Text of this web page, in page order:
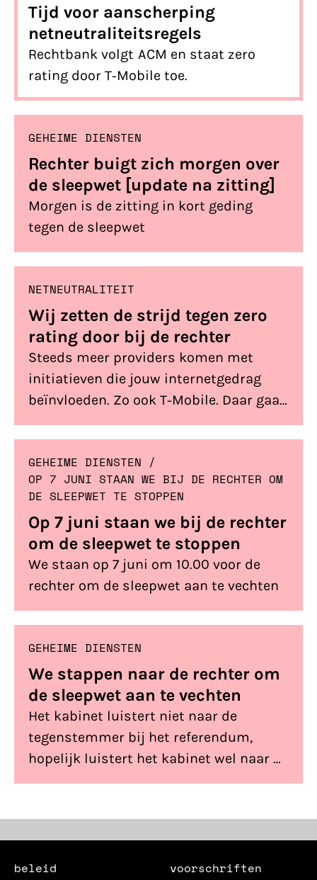
Tijd voor aanscherping
netneutraliteitsregels
Rechtbank volgt ACM en staat zero
rating door T-Mobile toe.
GEHEIME DIENSTEN
Rechter buigt zich morgen over
de sleepwet [update na zitting]
Morgen is de zitting in kort geding
tegen de sleepwet
NETNEUTRALITEIT
Wij zetten de strijd tegen zero
rating door bij de rechter
Steeds meer providers komen met
initiatieven die jouw internetgedrag
beïnvloeden. Zo ook T-Mobile. Daar gaan
we iets aan doen.
GEHEIME DIENSTEN /
OP 7 JUNI STAAN WE BIJ DE RECHTER OM
DE SLEEPWET TE STOPPEN
Op 7 juni staan we bij de rechter
om de sleepwet te stoppen
We staan op 7 juni om 10.00 voor de
rechter om de sleepwet aan te vechten
GEHEIME DIENSTEN
We stappen naar de rechter om
de sleepwet aan te vechten
Het kabinet luistert niet naar de
tegenstemmer bij het referendum,
hopelijk luistert het kabinet wel naar de
rechter
beleid
voorschriften